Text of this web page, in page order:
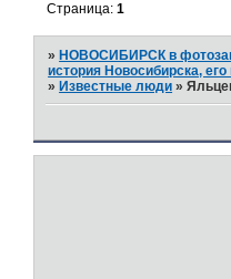
Страница:1
»НОВОСИБИРСК в
история Новосибирска,
»Известные люди »